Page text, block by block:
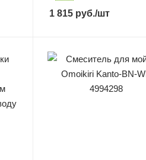
1 815руб./шт